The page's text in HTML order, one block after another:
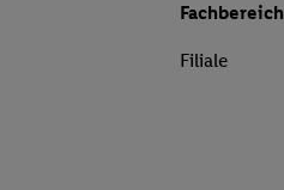
Fachbereich
Filiale